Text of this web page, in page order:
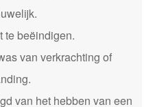
te beëindigen.
van verkrachting of
van het hebben van een